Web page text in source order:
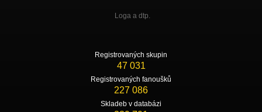
Skyscraper Label-Je nám to jedno
Skyscraper Label - Je nám to jedno
Loga a dtp.
Registrovaných skupin
47 031
Registrovaných fanoušků
227 086
Skladeb v databázi